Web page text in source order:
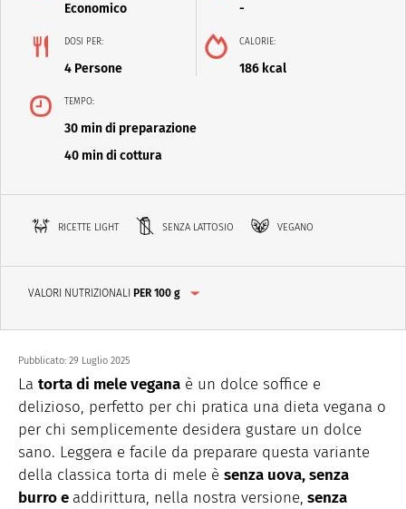
Economico -
DOSI PER:
4 Persone
CALORIE:
186 kcal
TEMPO:
30 min di preparazione
40 min di cottura
RICETTE LIGHT SENZA LATTOSIO VEGANO
VALORI NUTRIZIONALI PER 100 g
Pubblicato: 29 Luglio 2025
La torta di mele vegana è un dolce soffice e
delizioso, perfetto per chi pratica una dieta vegana o
per chi semplicemente desidera gustare un dolce
sano. Leggera e facile da preparare questa variante
della classica torta di mele è senza uova, senza
burro e addirittura, nella nostra versione, senza